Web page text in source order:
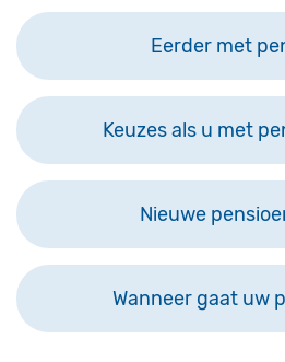
Eerder met
Keuzes als u met
Nieuwe
Wanneer gaat uw